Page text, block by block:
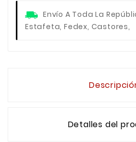
Envío A Toda La
Estafeta, Fedex, Castores,
Detalles del